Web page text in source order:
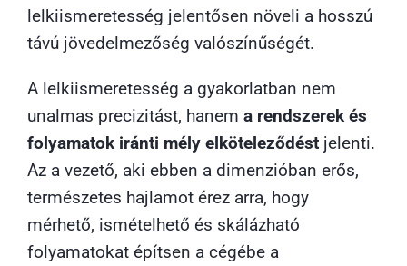
lelkiismeretesség jelentősen növeli a hosszú
távú jövedelmezőség valószínűségét.
A lelkiismeretesség a gyakorlatban nem
unalmas precizitást, hanem a rendszerek és
folyamatok iránti mély elköteleződéstjelenti.
Az a vezető, aki ebben a dimenzióban erős,
természetes hajlamot érez arra, hogy
mérhető, ismételhető és skálázható
folyamatokat építsen a cégébe a